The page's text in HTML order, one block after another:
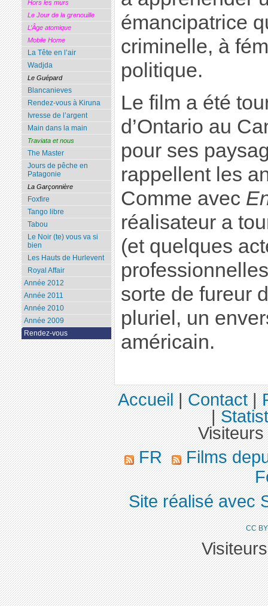
émancipatrice
criminelle, à
politique.
Le film a été
d’Ontario au
pour ses
rappellent les
Comme avec
réalisateur a
(et quelques
sorte de fureur
pluriel, un
américain.
Hors les murs
Le Jour de la grenouille
L’Âge atomique
Mobile Home
La Tête en l’air
Wadjda
Le Guépard
Blancanieves
Rendez-vous à Kiruna
Ivresse de l’argent
Main dans la main
Traviata et nous
The Master
Jours de pêche en
Patagonie
La Garçonnière
Foxfire
Tango libre
Tabou
Le Noir (te) vous va si
bien
Les Hauts de Hurlevent
Royal Affair
Année 2012
Année 2011
Année 2010
Année 2009
Rendez-vous
Accueil|Contact|
|
FR
Films
Site réalisé avec
CC